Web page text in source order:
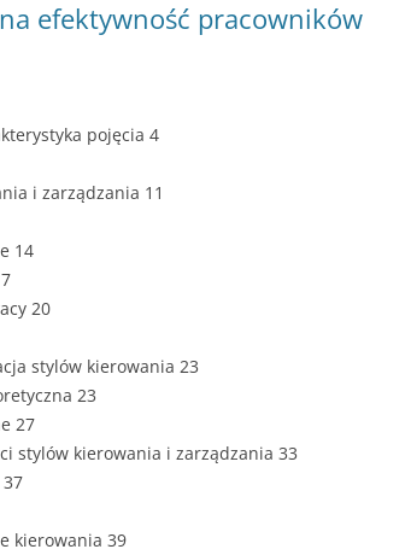
efektywność pracowników
pojęcia 4
i zarządzania 11
14
20
stylów kierowania 23
23
27
stylów kierowania i zarządzania 33
kierowania 39